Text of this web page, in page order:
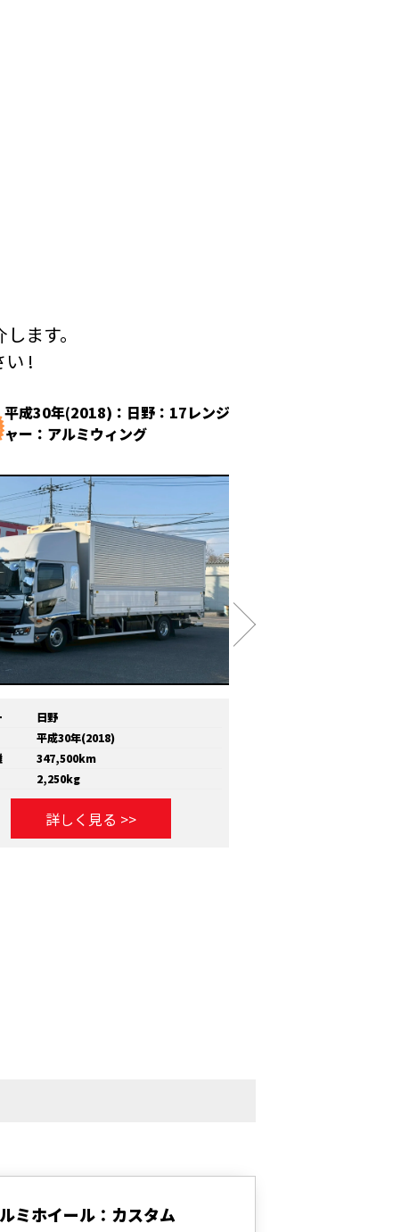
ます。
!
平成30年(2018)：日野：17レンジ
ャー：アルミウィング
日野
平成30年(2018)
347,500km
2,250kg
詳しく見る >>
ミホイール：カスタム